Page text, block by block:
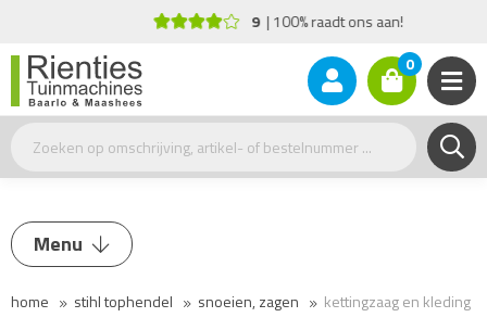
9 100% raadt ons aan!
0
Menu
Heggenschaar
home stihl tophendel snoeien, zagen kettingzaag en kleding